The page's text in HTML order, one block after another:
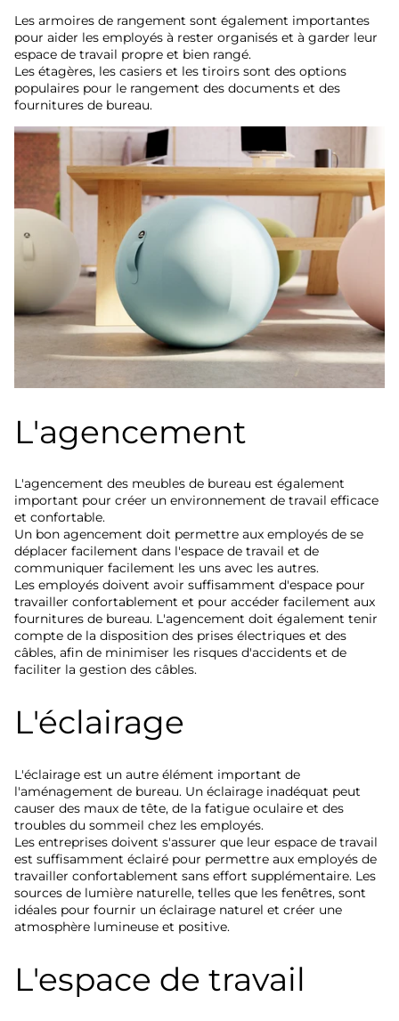
Les armoires de rangement sont également importantes
pour aider les employés à rester organisés et à garder leur
espace de travail propre et bien rangé.
Les étagères, les casiers et les tiroirs sont des options
populaires pour le rangement des documents et des
fournitures de bureau.
L'agencement
L'agencement des meubles de bureau est également
important pour créer un environnement de travail efficace
et confortable.
Un bon agencement doit permettre aux employés de se
déplacer facilement dans l'espace de travail et de
communiquer facilement les uns avec les autres.
Les employés doivent avoir suffisamment d'espace pour
travailler confortablement et pour accéder facilement aux
fournitures de bureau. L'agencement doit également tenir
compte de la disposition des prises électriques et des
câbles, afin de minimiser les risques d'accidents et de
faciliter la gestion des câbles.
L'éclairage
L'éclairage est un autre élément important de
l'aménagement de bureau. Un éclairage inadéquat peut
causer des maux de tête, de la fatigue oculaire et des
troubles du sommeil chez les employés.
Les entreprises doivent s'assurer que leur espace de travail
est suffisamment éclairé pour permettre aux employés de
travailler confortablement sans effort supplémentaire. Les
sources de lumière naturelle, telles que les fenêtres, sont
idéales pour fournir un éclairage naturel et créer une
atmosphère lumineuse et positive.
L'espace de travail